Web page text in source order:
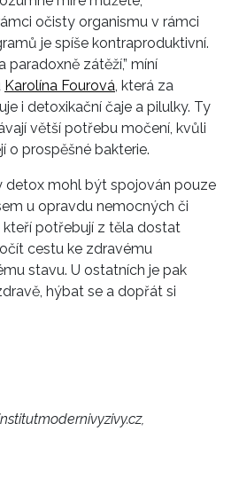
očisty organismu v rámci
je spíše kontraproduktivní.
paradoxně zátěží,” míní
Karolína Fourová , která za
i detoxikační čaje a pilulky. Ty
větší potřebu močení, kvůli
o prospěšné bakterie.
detox mohl být spojován pouze
u opravdu nemocných či
kteří potřebují z těla dostat
cestu ke zdravému
stavu. U ostatních je pak
hýbat se a dopřát si